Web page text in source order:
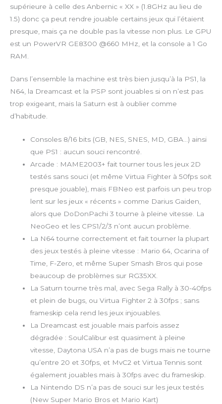
supérieure à celle des Anbernic « XX » (1.8GHz au lieu de
1.5) donc ça peut rendre jouable certains jeux qui l’étaient
presque, mais ça ne double pas la vitesse non plus. Le GPU
est un PowerVR GE8300 @660 MHz, et la console a 1 Go
RAM.
Dans l’ensemble la machine est très bien jusqu’à la PS1, la
N64, la Dreamcast et la PSP sont jouables si on n’est pas
trop exigeant, mais la Saturn est à oublier comme
d’habitude.
Consoles 8/16 bits (GB, NES, SNES, MD, GBA…) ainsi
que PS1 : aucun souci rencontré.
Arcade : MAME2003+ fait tourner tous les jeux 2D
testés sans souci (et même Virtua Fighter à 50fps soit
presque jouable), mais FBNeo est parfois un peu trop
lent sur les jeux « récents » comme Darius Gaiden,
alors que DoDonPachi 3 tourne à pleine vitesse. La
NeoGeo et les CPS1/2/3 n’ont aucun problème.
La N64 tourne correctement et fait tourner la plupart
des jeux testés à pleine vitesse : Mario 64, Ocarina of
Time, F-Zero, et même Super Smash Bros qui pose
beaucoup de problèmes sur RG35XX.
La Saturn tourne très mal, avec Sega Rally à 30-40fps
et plein de bugs, ou Virtua Fighter 2 à 30fps ; sans
frameskip cela rend les jeux injouables.
La Dreamcast est jouable mais parfois assez
dégradée : SoulCalibur est quasiment à pleine
vitesse, Daytona USA n’a pas de bugs mais ne tourne
qu’entre 20 et 30fps, et MvC2 et Virtua Tennis sont
également jouables mais à 30fps avec du frameskip.
La Nintendo DS n’a pas de souci sur les jeux testés
(New Super Mario Bros et Mario Kart)